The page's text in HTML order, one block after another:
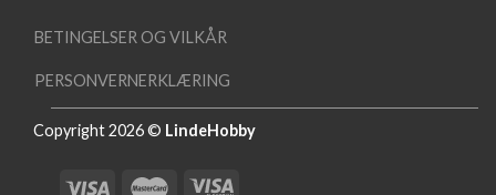
BETINGELSER OG VILKÅR
PERSONVERNERKLÆRING
Copyright 2026 © LindeHobby